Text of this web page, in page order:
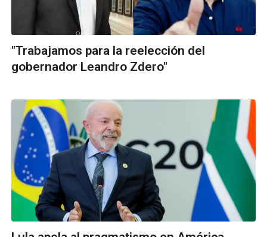
"Trabajamos para la reelección del
gobernador Leandro Zdero"